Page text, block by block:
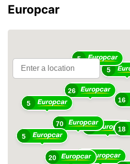
Europcar
69
70
18
79
26
16
20
5
5
5
5